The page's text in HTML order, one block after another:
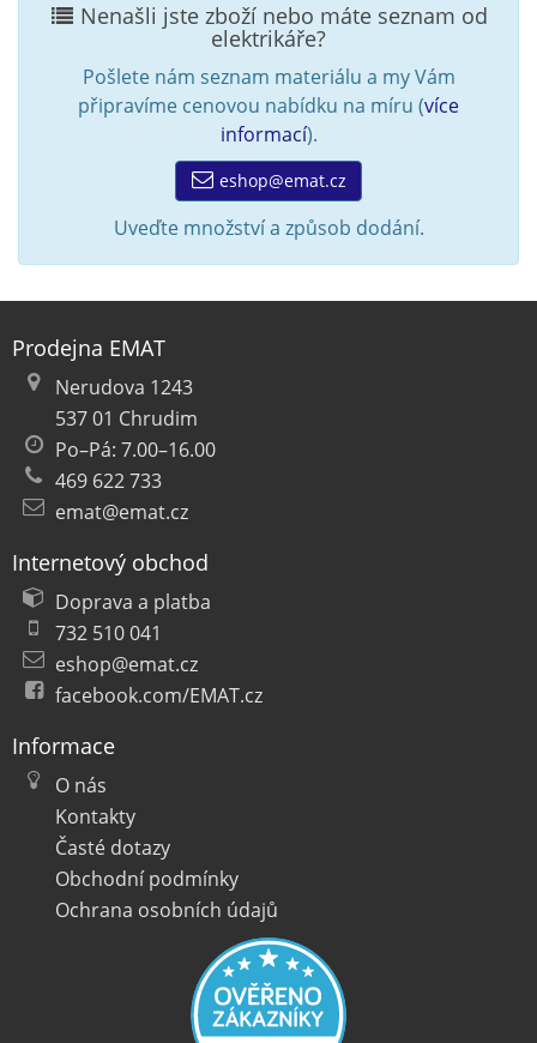
Nenašli jste zboží nebo máte seznam od
elektrikáře?
Pošlete nám seznam materiálu a my Vám
připravíme cenovou nabídku na míru (více
informací).
eshop@emat.cz
Uveďte množství a způsob dodání.
Prodejna EMAT
Nerudova 1243
537 01 Chrudim
Po–Pá: 7.00–16.00
469 622 733
emat@emat.cz
Internetový obchod
Doprava a platba
732 510 041
eshop@emat.cz
facebook.com/EMAT.cz
Informace
O nás
Kontakty
Časté dotazy
Obchodní podmínky
Ochrana osobních údajů